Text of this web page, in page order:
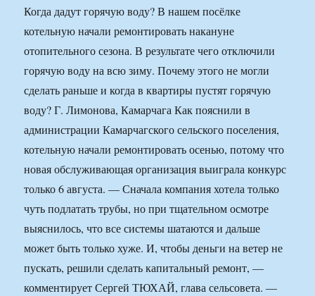
Когда дадут горячую воду? В нашем посёлке
котельную начали ремонтировать накануне
отопительного сезона. В результате чего отключили
горячую воду на всю зиму. Почему этого не могли
сделать раньше и когда в квартиры пустят горячую
воду? Г. Лимонова, Камарчага Как пояснили в
администрации Камарчагского сельского поселения,
котельную начали ремонтировать осенью, потому что
новая обслуживающая организация выиграла конкурс
только 6 августа. — Сначала компания хотела только
чуть подлатать трубы, но при тщательном осмотре
выяснилось, что все системы шатаются и дальше
может быть только хуже. И, чтобы деньги на ветер не
пускать, решили сделать капитальный ремонт, —
комментирует Сергей ТЮХАЙ, глава сельсовета. —